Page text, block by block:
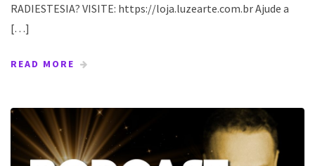
RADIESTESIA? VISITE: https://loja.luzearte.com.br Ajude a
[…]
READ MORE